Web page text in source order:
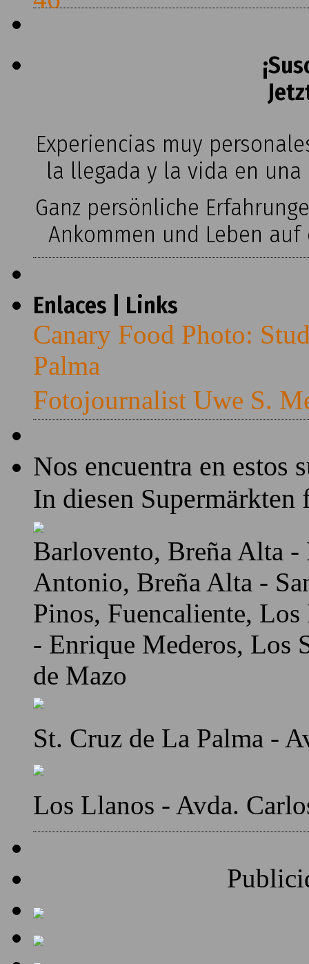
Experiencias muy
la llegada y la vida en
Ganz persönliche
Ankommen und Leben
Enlaces | Links
Canary Food Photo:
Palma
Fotojournalist Uwe S.
Nos encuentra en estos
In diesen Supermärkten
Barlovento, Breña Alta
Antonio, Breña Alta -
Pinos, Fuencaliente,
- Enrique Mederos, Los
de Mazo
St. Cruz de La Palma -
Los Llanos - Avda.